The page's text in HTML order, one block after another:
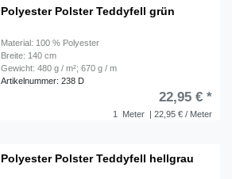
Polyester Polster Teddyfell grün
Material: 100 % Polyester
Breite: 140 cm
Gewicht: 480 g / m²; 670 g / m
Artikelnummer: 238 D
1 Meter | 22,95 € / Meter
22,95 € *
Polyester Polster Teddyfell hellgrau